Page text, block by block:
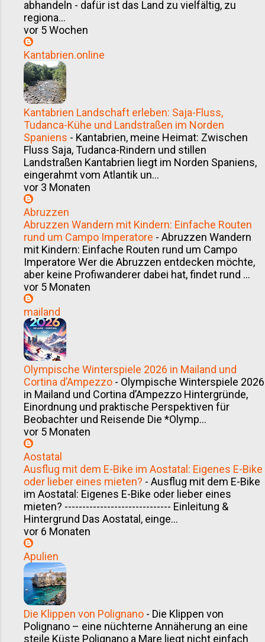
abhandeln - dafür ist das Land zu vielfältig, zu
regiona...
vor 5 Wochen
Kantabrien.online
Kantabrien Landschaft erleben: Saja-Fluss,
Tudanca-Kühe und Landstraßen im Norden
Spaniens - Kantabrien, meine Heimat: Zwischen
Fluss Saja, Tudanca-Rindern und stillen
Landstraßen Kantabrien liegt im Norden Spaniens,
eingerahmt vom Atlantik un...
vor 3 Monaten
Abruzzen
Abruzzen Wandern mit Kindern: Einfache Routen
rund um Campo Imperatore - Abruzzen Wandern
mit Kindern: Einfache Routen rund um Campo
Imperatore Wer die Abruzzen entdecken möchte,
aber keine Profiwanderer dabei hat, findet rund ...
vor 5 Monaten
mailand
Olympische Winterspiele 2026 in Mailand und
Cortina d’Ampezzo - Olympische Winterspiele 2026
in Mailand und Cortina d’Ampezzo Hintergründe,
Einordnung und praktische Perspektiven für
Beobachter und Reisende Die *Olymp...
vor 5 Monaten
Aostatal
Ausflug mit dem E-Bike im Aostatal: Eigenes E-Bike
oder lieber eines mieten? - Ausflug mit dem E-Bike
im Aostatal: Eigenes E-Bike oder lieber eines
mieten? ------------------------------ Einleitung &
Hintergrund Das Aostatal, einge...
vor 6 Monaten
Apulien
Die Klippen von Polignano - Die Klippen von
Polignano – eine nüchterne Annäherung an eine
steile Küste Polignano a Mare liegt nicht einfach